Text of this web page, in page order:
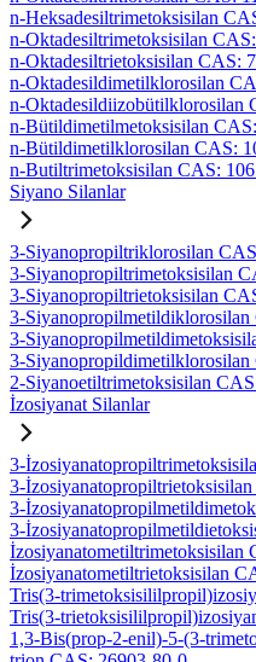
n-Heksadesiltrimetoksisilan
n-Oktadesiltrimetoksisilan
n-Oktadesiltrietoksisilan CAS:
n-Oktadesildimetilklorosilan
n-Oktadesildiizobütilklorosilan
n-Bütildimetilmetoksisilan
n-Bütildimetilklorosilan CAS:
n-Butiltrimetoksisilan CAS:
Siyano Silanlar
3-Siyanopropiltriklorosilan
3-Siyanopropiltrimetoksisilan
3-Siyanopropiltrietoksisilan
3-Siyanopropilmetildiklorosilan
3-
3-
2-Siyanoetiltrimetoksisilan
İzosiyanat Silanlar
3-
3-
3-
3-
İzosiyanatometiltrimetoksisilan
İzosiyanatometiltrietoksisilan
Tris(3-
Tris(3-
1,3-Bis(prop-2-enil)-5-(3-